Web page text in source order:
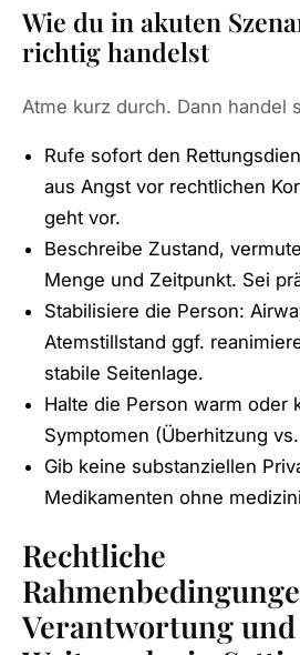
Wie du in akuten
richtig handelst
Atme kurz durch. Dann handel
Rufe sofort den
aus Angst vor rechtlichen
geht vor.
Beschreibe Zustand,
Menge und Zeitpunkt. Sei
Stabilisiere die Person:
Atemstillstand ggf.
stabile Seitenlage.
Halte die Person warm oder
Symptomen (Überhitzung
Gib keine substanziellen
Medikamenten ohne
Rechtliche
Verantwortung